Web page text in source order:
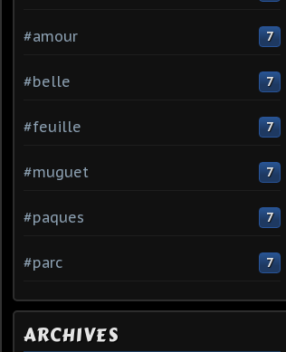
#amour 7
#belle 7
#feuille 7
#muguet 7
#paques 7
#parc 7
ARCHIVES